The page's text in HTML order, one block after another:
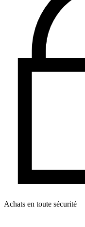
Achats en toute sécurité